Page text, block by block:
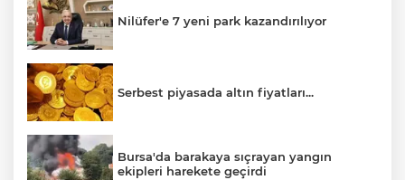
Nilüfer'e 7 yeni park kazandırılıyor
Serbest piyasada altın fiyatları...
Bursa'da barakaya sıçrayan yangın
ekipleri harekete geçirdi